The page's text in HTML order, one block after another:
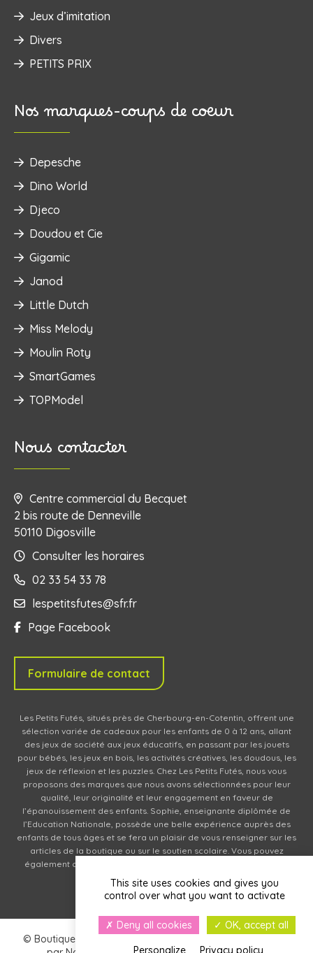
Jeux d’imitation
Divers
PETITS PRIX
Nos marques-coups de coeur
Depesche
Dino World
Djeco
Doudou et Cie
Gigamic
Janod
Little Dutch
Miss Melody
Moulin Roty
SmartGames
TOPModel
Nous contacter
Centre commercial du Becquet
2 bis route de Denneville
50110 Digosville
Consulter les horaires
02 33 54 33 78
lespetitsfutes@sfr.fr
Page Facebook
Formulaire de contact
Les Petits Futés, situés près de Cherbourg-en-Cotentin, offrent une
sélection variée de cadeaux pour les enfants de 0 à 12 ans, allant
des jeux de société aux jeux éducatifs, en passant par les jouets
pour bébés, les jeux en bois, les activités créatives, les doudous, les
jeux de réflexion et les puzzles. Chez Les Petits Futés, nous vous
proposons des marques que nous avons sélectionnées pour leur
qualité, leur originalité et leur engagement en faveur de
l’épanouissement des enfants. Sophie, enseignante diplômée de
l’Education Nationale, possède une belle expérience auprès des
enfants de tous âges et se fera un plaisir de vous renseigner sur les
articles de la boutique ou sur le soutien scolaire. Vous pouvez
également commander des produits en ligne (livraison en relais
partout en France).
© Boutique normande créée en 2017 - Site réalisé en 2024
This site uses cookies and gives you
control over what you want to activate
Deny all cookies
OK, accept all
Personalize
Privacy policy